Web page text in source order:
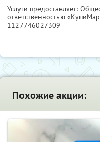
Услуги предоставляет:
ответственностью
1127746027309
Похожие акции: